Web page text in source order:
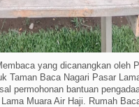
yang dicanangkan oleh
Taman Baca Nagari Pasar
permohonan bantuan
Muara Air Haji. Rumah